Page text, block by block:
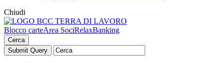
Chiudi
Blocco carteArea SociRelaxBanking
Cerca